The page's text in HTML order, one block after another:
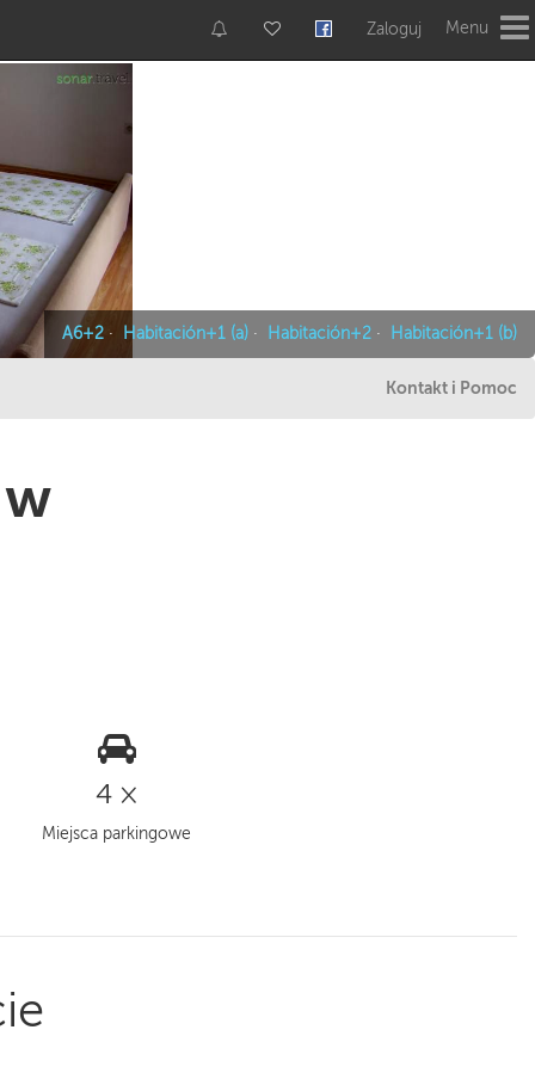
Zaloguj Menu
A6+2 · Habitación+1 (a) · Habitación+2 · Habitación+1 (b)
Kontakt i Pomoc
4 ×
Miejsca parkingowe